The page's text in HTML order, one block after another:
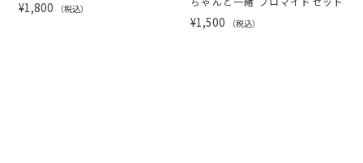
¥1,800 （税込）
¥1,500 （税込）